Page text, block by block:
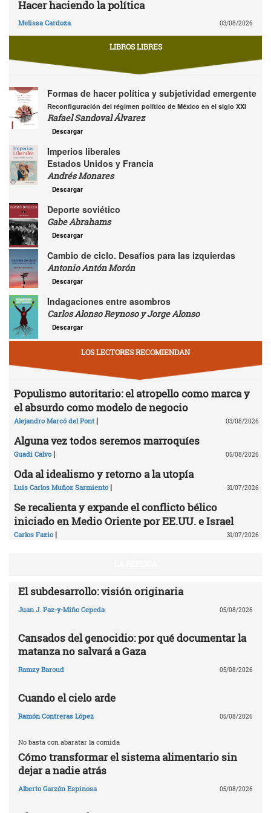
Hacer haciendo la política
Melissa Cardoza 03/08/2026
LIBROS LIBRES
Formas de hacer política y subjetividad emergente
Reconfiguración del régimen político de México en el siglo XXI
Rafael Sandoval Álvarez
Descargar
Imperios liberales
Estados Unidos y Francia
Andrés Monares
Descargar
Deporte soviético
Gabe Abrahams
Descargar
Cambio de ciclo. Desafíos para las izquierdas
Antonio Antón Morón
Descargar
Indagaciones entre asombros
Carlos Alonso Reynoso y Jorge Alonso
Descargar
LOS LECTORES RECOMIENDAN
Populismo autoritario: el atropello como marca y
el absurdo como modelo de negocio
Alejandro Marcó del Pont | 03/08/2026
Alguna vez todos seremos marroquíes
Guadi Calvo | 05/08/2026
Oda al idealismo y retorno a la utopía
Luis Carlos Muñoz Sarmiento | 31/07/2026
Se recalienta y expande el conflicto bélico
iniciado en Medio Oriente por EE.UU. e Israel
Carlos Fazio | 31/07/2026
El subdesarrollo: visión originaria
Juan J. Paz-y-Miño Cepeda 05/08/2026
Cansados del genocidio: por qué documentar la
matanza no salvará a Gaza
Ramzy Baroud 05/08/2026
Cuando el cielo arde
Ramón Contreras López 05/08/2026
No basta con abaratar la comida
Cómo transformar el sistema alimentario sin
dejar a nadie atrás
Alberto Garzón Espinosa 05/08/2026